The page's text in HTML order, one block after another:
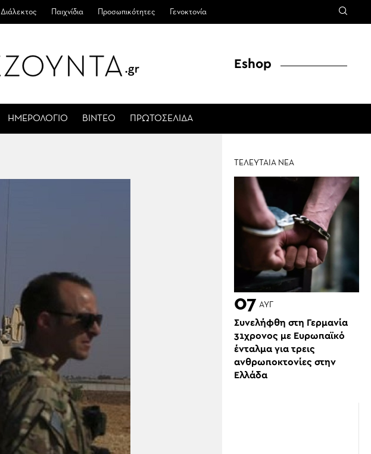
Διάλεκτος Παιχνίδια Προσωπικότητες Γενοκτονία
ΗΜΕΡΟΛΟΓΙΟ ΒΙΝΤΕΟ ΠΡΩΤΟΣΕΛΙΔΑ
Eshop
ΤΕΛΕΥΤΑΙΑ ΝΕΑ
07 ΑΥΓ
Συνελήφθη στη Γερμανία
31χρονος με Ευρωπαϊκό
ένταλμα για τρεις
ανθρωποκτονίες στην
Ελλάδα